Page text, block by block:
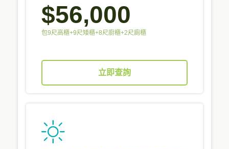
$56,000
包9尺高櫃+9尺矮櫃+8尺廚櫃+2尺廁櫃
立即查詢